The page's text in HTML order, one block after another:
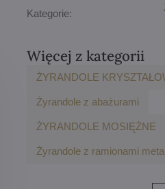
Kategorie:
Więcej z kategorii
ŻYRANDOLE
Żyrandole z abażurami
ŻYRANDOLE MOSIĘŻNE
Żyrandole z ramionami